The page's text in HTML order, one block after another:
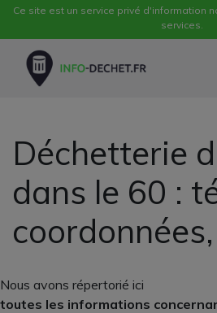
Ce site est un service privé d'information
services.
Déchetterie
dans le 60 :
Nous avons répertorié ici
toutes les informations